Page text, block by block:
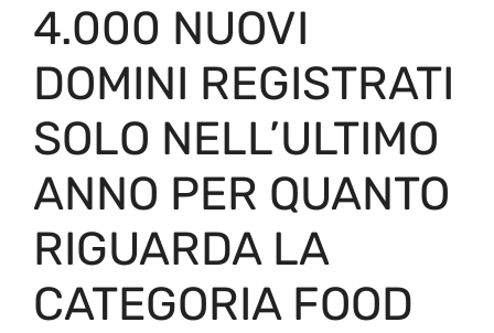
4.000 NUOVI
DOMINI REGISTRATI
SOLO NELL’ULTIMO
ANNO PER QUANTO
RIGUARDA LA
CATEGORIA FOOD